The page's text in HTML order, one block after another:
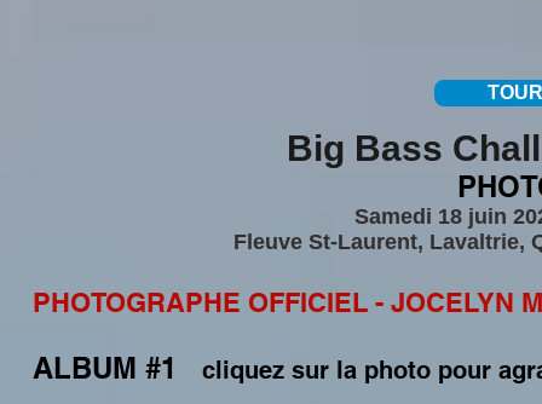
Big Bass
Samedi 18 juin
Fleuve St-Laurent, Lavaltrie,
PHOTOGRAPHE OFFICIEL - JOCELYN
ALBUM #1 cliquez sur la photo pour